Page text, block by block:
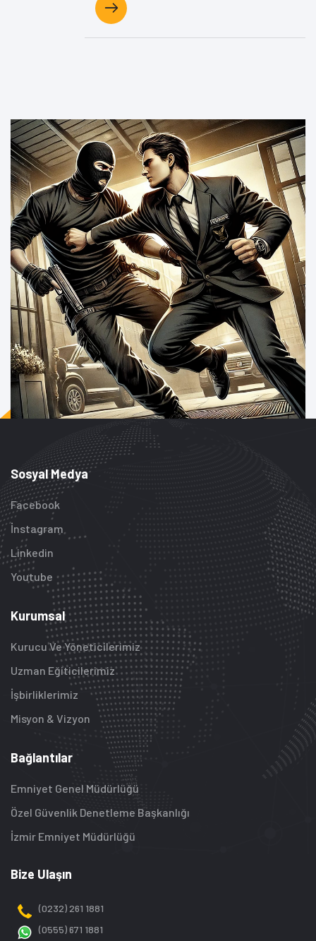
Sosyal Medya
Facebook
İnstagram
Linkedin
Youtube
Kurumsal
Kurucu Ve Yöneticilerimiz
Uzman Eğiticilerimiz
İşbirliklerimiz
Misyon & Vizyon
Bağlantılar
Emniyet Genel Müdürlüğü
Özel Güvenlik Denetleme Başkanlığı
İzmir Emniyet Müdürlüğü
Bize Ulaşın
(0232) 261 1881
(0555) 671 1881